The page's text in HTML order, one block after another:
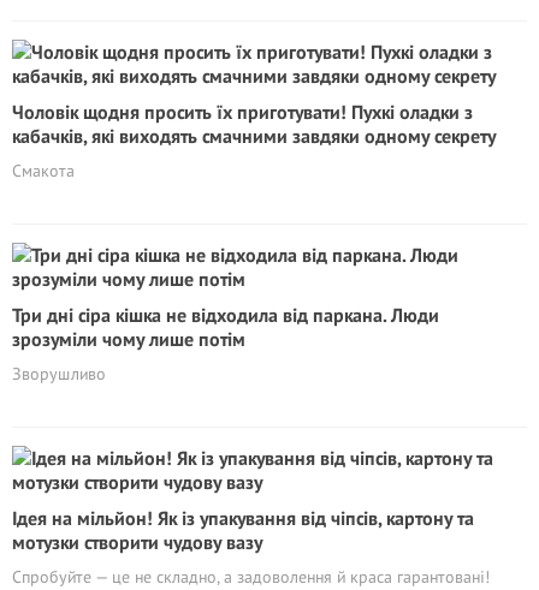
Чоловік щодня просить їх приготувати! Пухкі оладки з
кабачків, які виходять смачними завдяки одному секрету
Смакота
Три дні сіра кішка не відходила від паркана. Люди
зрозуміли чому лише потім
Зворушливо
Ідея на мільйон! Як із упакування від чіпсів, картону та
мотузки створити чудову вазу
Спробуйте — це не складно, а задоволення й краса гарантовані!